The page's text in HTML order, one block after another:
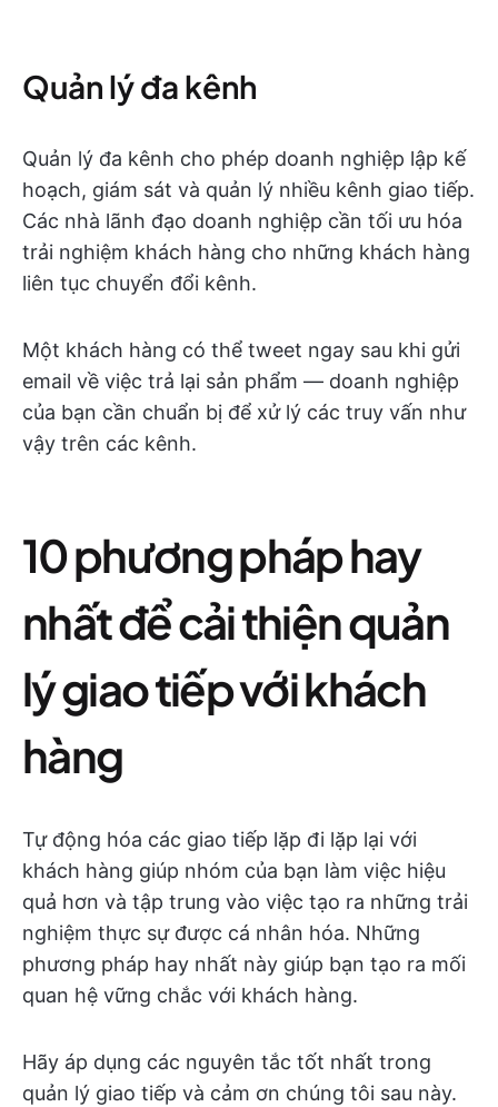
Quản lý đa kênh
Quản lý đa kênh cho phép doanh nghiệp lập kế
hoạch, giám sát và quản lý nhiều kênh giao tiếp.
Các nhà lãnh đạo doanh nghiệp cần tối ưu hóa
trải nghiệm khách hàng cho những khách hàng
liên tục chuyển đổi kênh.
Một khách hàng có thể tweet ngay sau khi gửi
email về việc trả lại sản phẩm — doanh nghiệp
của bạn cần chuẩn bị để xử lý các truy vấn như
vậy trên các kênh.
10 phương pháp hay
nhất để cải thiện quản
lý giao tiếp với khách
hàng
Tự động hóa các giao tiếp lặp đi lặp lại với
khách hàng giúp nhóm của bạn làm việc hiệu
quả hơn và tập trung vào việc tạo ra những trải
nghiệm thực sự được cá nhân hóa. Những
phương pháp hay nhất này giúp bạn tạo ra mối
quan hệ vững chắc với khách hàng.
Hãy áp dụng các nguyên tắc tốt nhất trong
quản lý giao tiếp và cảm ơn chúng tôi sau này.